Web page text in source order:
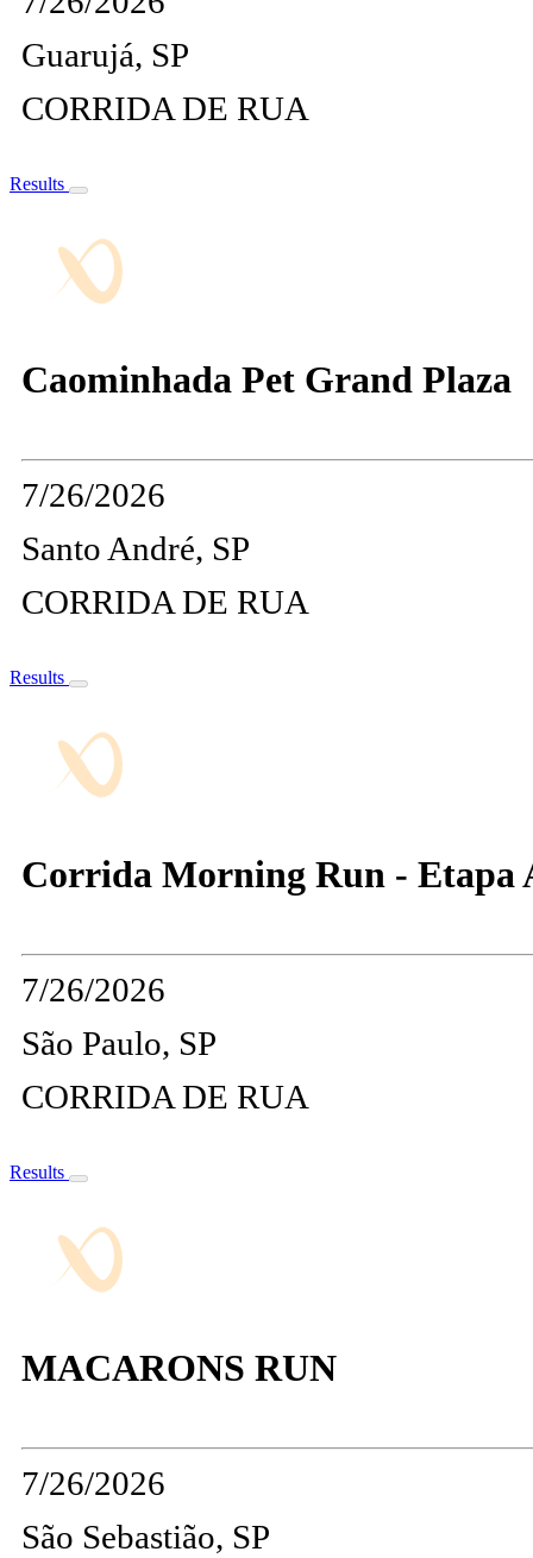
Guarujá, SP
CORRIDA DE RUA
Results
Caominhada Pet Grand Plaza
7/26/2026
Santo André, SP
CORRIDA DE RUA
Results
Corrida Morning Run - Etapa
7/26/2026
São Paulo, SP
CORRIDA DE RUA
Results
MACARONS RUN
7/26/2026
São Sebastião, SP